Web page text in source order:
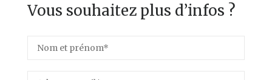
Vous souhaitez plus d’infos ?